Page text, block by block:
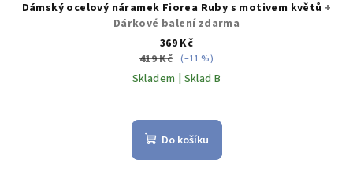
Dámský ocelový náramek Fiorea Ruby s motivem květů +
Dárkové balení zdarma
369 Kč
419 Kč (–11 %)
Skladem | Sklad B
Do košíku